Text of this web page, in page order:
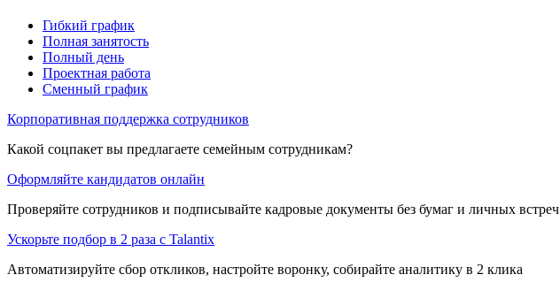
Гибкий график
Полная занятость
Полный день
Проектная работа
Сменный график
Корпоративная поддержка сотрудников
Какой соцпакет вы предлагаете семейным сотрудникам?
Оформляйте кандидатов онлайн
Проверяйте сотрудников и подписывайте кадровые документы без бумаг и личных встреч
Ускорьте подбор в 2 раза с Talantix
Автоматизируйте сбор откликов, настройте воронку, собирайте аналитику в 2 клика